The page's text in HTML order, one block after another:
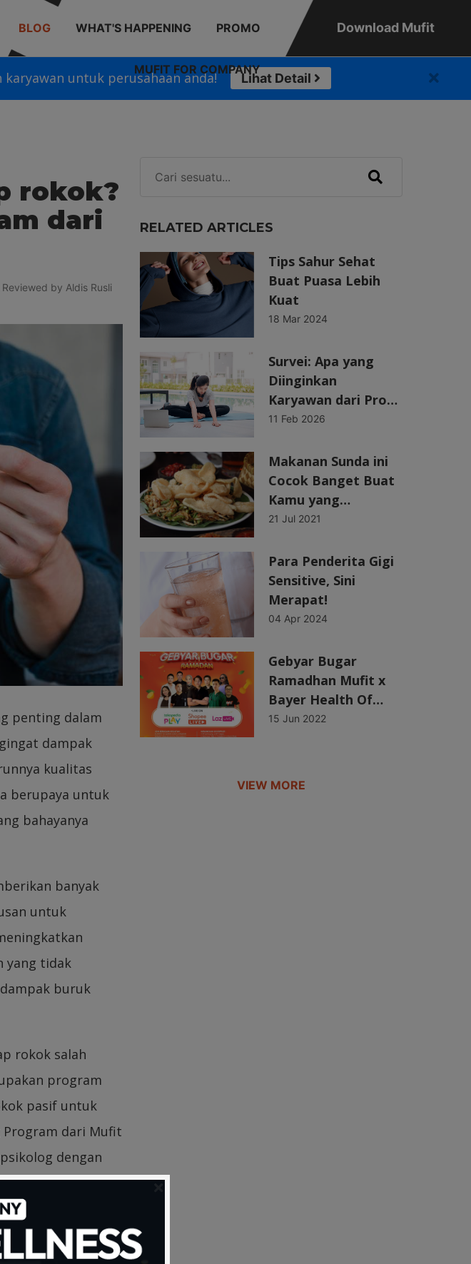
untuk perusahaan anda! Lihat Detail
BLOG WHAT'S HAPPENING PROMO
MUFIT FOR COMPANY
Download Mufit
rokok?
dari
by Aldis Rusli
penting dalam
dampak
kualitas
berupaya untuk
bahayanya
banyak
untuk
yang tidak
buruk
rokok salah
program
pasif untuk
Program dari Mufit
dengan
yang
untuk
RELATED ARTICLES
Tips Sahur Sehat
Buat Puasa Lebih
Kuat
18 Mar 2024
Survei: Apa yang
Diinginkan
Karyawan dari Pro…
11 Feb 2026
Makanan Sunda ini
Cocok Banget Buat
Kamu yang…
21 Jul 2021
Para Penderita Gigi
Sensitive, Sini
Merapat!
04 Apr 2024
Gebyar Bugar
Ramadhan Mufit x
Bayer Health Of…
15 Jun 2022
VIEW MORE